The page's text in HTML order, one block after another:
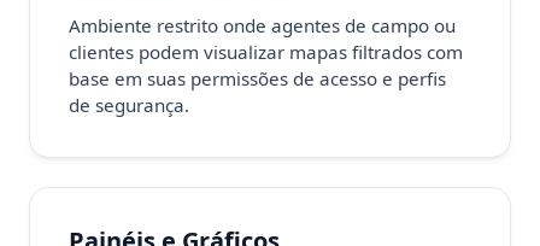
Ambiente restrito onde agentes de campo ou
clientes podem visualizar mapas filtrados com
base em suas permissões de acesso e perfis
de segurança.